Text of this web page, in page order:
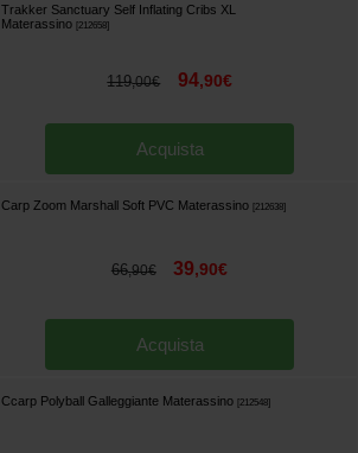
Trakker Sanctuary Self Inflating Cribs XL
Materassino [212658]
119,00€ 94,90€
Acquista
Carp Zoom Marshall Soft PVC Materassino [212638]
66,90€ 39,90€
Acquista
Ccarp Polyball Galleggiante Materassino [212548]